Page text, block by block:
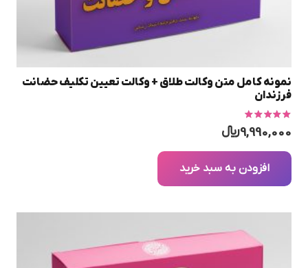
نمونه کامل متن وکالت طلاق + وکالت تعیین تکلیف حضانت
فرزندان
امتیاز5.00 از 5 9,990,000﷼
افزودن به سبد خرید